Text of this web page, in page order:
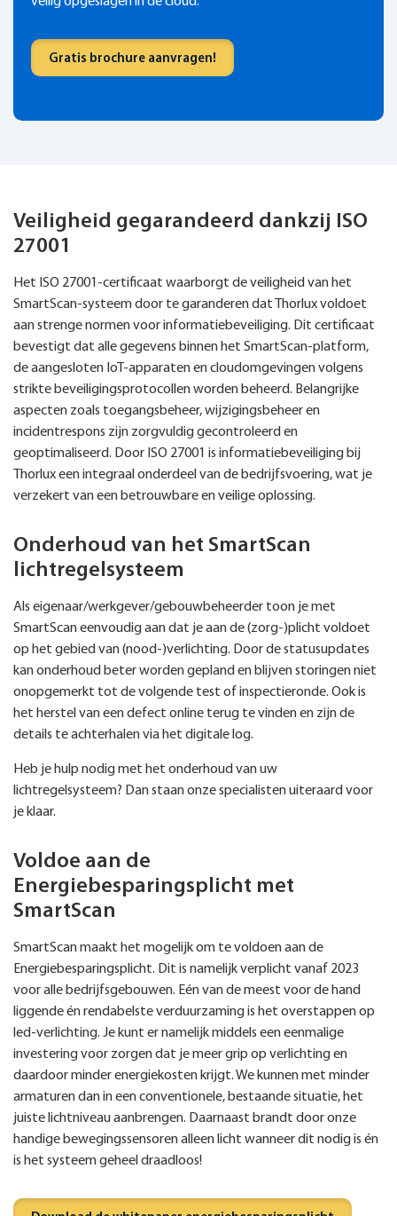
Gratis brochure aanvragen!
Veiligheid gegarandeerd dankzij ISO
27001
Het ISO 27001-certificaat waarborgt de veiligheid van het
SmartScan-systeem door te garanderen dat Thorlux voldoet
aan strenge normen voor informatiebeveiliging. Dit certificaat
bevestigt dat alle gegevens binnen het SmartScan-platform,
de aangesloten IoT-apparaten en cloudomgevingen volgens
strikte beveiligingsprotocollen worden beheerd. Belangrijke
aspecten zoals toegangsbeheer, wijzigingsbeheer en
incidentrespons zijn zorgvuldig gecontroleerd en
geoptimaliseerd. Door ISO 27001 is informatiebeveiliging bij
Thorlux een integraal onderdeel van de bedrijfsvoering, wat je
verzekert van een betrouwbare en veilige oplossing.
Onderhoud van het SmartScan
lichtregelsysteem
Als eigenaar/werkgever/gebouwbeheerder toon je met
SmartScan eenvoudig aan dat je aan de (zorg-)plicht voldoet
op het gebied van (nood-)verlichting. Door de statusupdates
kan onderhoud beter worden gepland en blijven storingen niet
onopgemerkt tot de volgende test of inspectieronde. Ook is
het herstel van een defect online terug te vinden en zijn de
details te achterhalen via het digitale log.
Heb je hulp nodig met het onderhoud van uw
lichtregelsysteem? Dan staan onze specialisten uiteraard voor
je klaar.
Voldoe aan de
Energiebesparingsplicht met
SmartScan
SmartScan maakt het mogelijk om te voldoen aan de
Energiebesparingsplicht. Dit is namelijk verplicht vanaf 2023
voor alle bedrijfsgebouwen. Eén van de meest voor de hand
liggende én rendabelste verduurzaming is het overstappen op
led-verlichting. Je kunt er namelijk middels een eenmalige
investering voor zorgen dat je meer grip op verlichting en
daardoor minder energiekosten krijgt. We kunnen met minder
armaturen dan in een conventionele, bestaande situatie, het
juiste lichtniveau aanbrengen. Daarnaast brandt door onze
handige bewegingssensoren alleen licht wanneer dit nodig is én
is het systeem geheel draadloos!